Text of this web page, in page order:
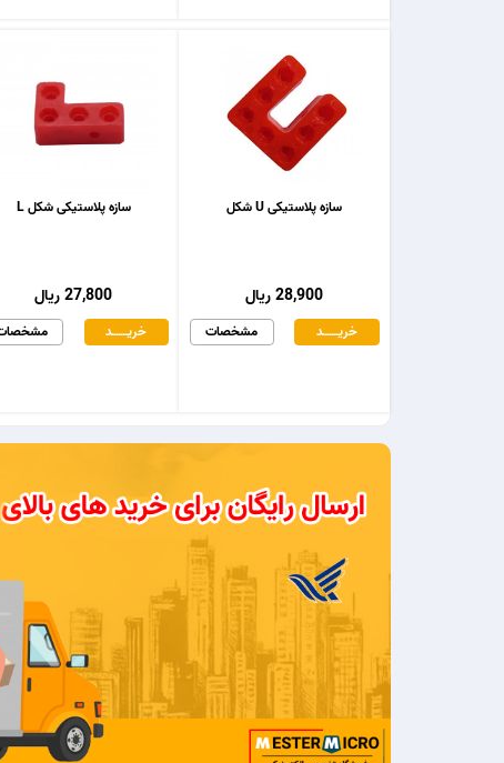
سازه پلاستیکی شکل L
27,800 ریال
خریـــــــد
سازه پلاستیکی U شکل
28,900 ریال
مشخصات خریـــــــد